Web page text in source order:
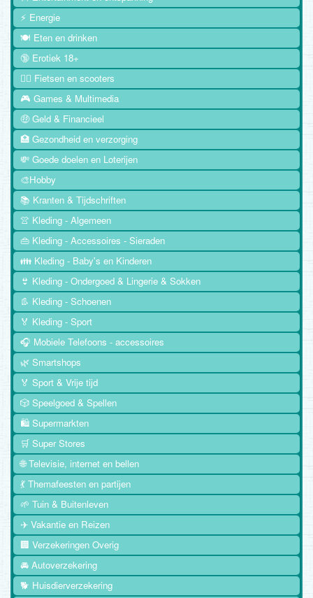
⚡ Energie
🍽️ Eten en drinken
🔞 Erotiek 18+
🚴‍♂️ Fietsen en scooters
🎮 Games & Multimedia
🤑 Geld & Financieel
🏥 Gezondheid en verzorging
💸 Goede doelen en Loterijen
🎨Hobby
📚 Kranten & Tijdschriften
👚 Kleding - Algemeen
👜 Kleding - Accessoires - Sieraden
👪 Kleding - Baby's en Kinderen
👙 Kleding - Ondergoed & Lingerie & Sokken
👢 Kleding - Schoenen
🏅 Kleding - Sport
🎧 Mobiele Telefoons - accessoires
🌿 Smartshops
🏅 Sport & Vrije tijd
🎲 Speelgoed & Spellen
🛍️ Supermarkten
🛒 Super Stores
🌐 Televisie, internet en bellen
💃 Themafeesten en partijen
🌱 Tuin & Buitenleven
✈️ Vakantie en Reizen
🏢 Verzekeringen Overig
🚘 Autoverzekering
🐕 Huisdierverzekering